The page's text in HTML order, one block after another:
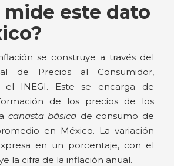
mide este dato
se construye a través del
de Precios al Consumidor,
el INEGI. Este se encarga de
de los precios de los
canasta básica de consumo de
en México. La variación
en un porcentaje, con el
la cifra de la inflación anual.